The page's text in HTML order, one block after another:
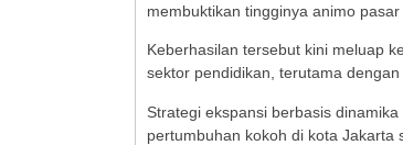
membuktikan tingginya animo pasar
Keberhasilan tersebut kini meluap
sektor pendidikan, terutama
Strategi ekspansi berbasis
pertumbuhan kokoh di kota